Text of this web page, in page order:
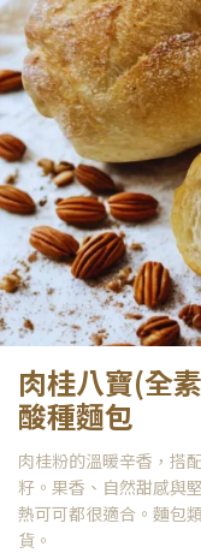
肉桂八寶(全
酸種麵包
肉桂粉的溫暖辛香，搭
籽。果香、自然甜感與
熱可可都很適合。麵包
貨。